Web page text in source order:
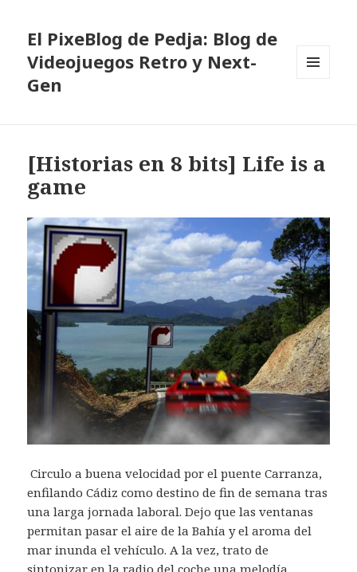
El PixeBlog de Pedja: Blog de
Videojuegos Retro y Next-
Gen
[Historias en 8 bits] Life is a
game
Circulo a buena velocidad por el puente Carranza,
enfilando Cádiz como destino de fin de semana tras
una larga jornada laboral. Dejo que las ventanas
permitan pasar el aire de la Bahía y el aroma del
mar inunda el vehículo. A la vez, trato de
sintonizar en la radio del coche una melodía